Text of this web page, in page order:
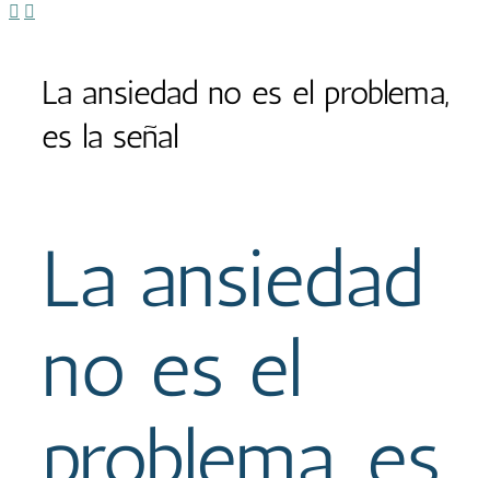
La ansiedad no es el problema,
es la señal
La ansiedad
no es el
problema, es